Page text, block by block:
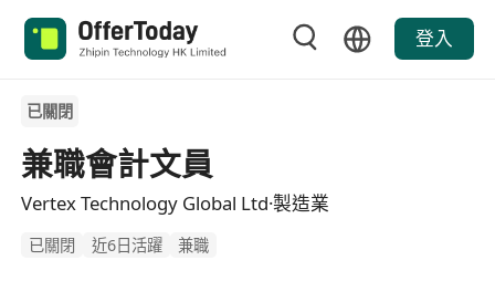
登入
已關閉
兼職會計文員
Vertex Technology Global Ltd·製造業
已關閉 近6日活躍 兼職